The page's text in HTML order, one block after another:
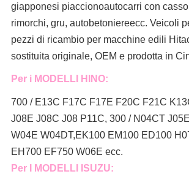
giapponesi piaccionoautocarri con
rimorchi, gru, autobetoniereecc. Veicoli
pezzi di ricambio per macchine edili
sostituita originale, OEM e prodotta in
Per i MODELLI HINO:
700 / E13C F17C F17E F20C F21C
J08E J08C J08 P11C, 300 / N04CT
W04E W04DT,EK100 EM100 ED100
EH700 EF750 W06E ecc.
Per I MODELLI ISUZU: